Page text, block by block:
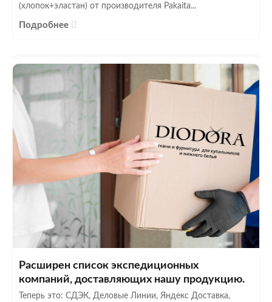
(хлопок+эластан) от производителя Pakaita...
Подробнее
Расширен список экспедиционных
компаний, доставляющих нашу продукцию.
Теперь это: СДЭК, Деловые Линии, Яндекс Доставка,